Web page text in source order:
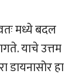
मध्ये बदल
याचे उत्तम
डायनासोर हा